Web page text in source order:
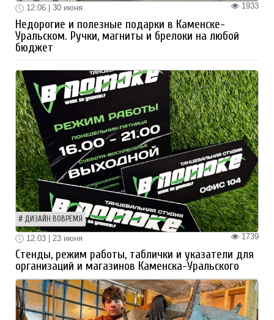
1933
12:06 | 30 июня
Недорогие и полезные подарки в Каменске-
Уральском. Ручки, магниты и брелоки на любой
бюджет
ДИЗАЙН ВОВРЕМЯ
1739
12:03 | 23 июня
Стенды, режим работы, таблички и указатели для
организаций и магазинов Каменска-Уральского